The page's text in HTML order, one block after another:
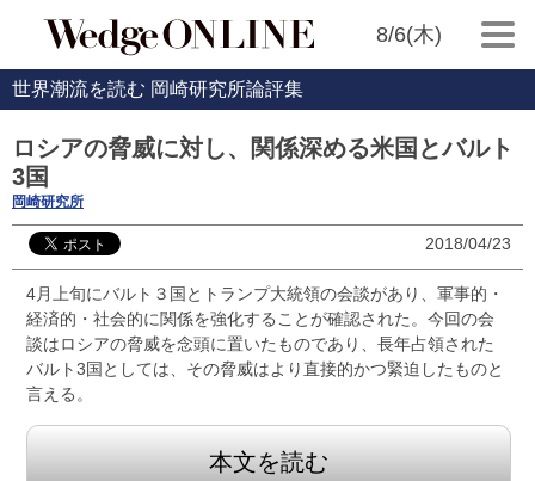
8/6(木)
世界潮流を読む 岡崎研究所論評集
ロシアの脅威に対し、関係深める米国とバルト
3国
岡崎研究所
2018/04/23
4月上旬にバルト３国とトランプ大統領の会談があり、軍事的・
経済的・社会的に関係を強化することが確認された。今回の会
談はロシアの脅威を念頭に置いたものであり、長年占領された
バルト3国としては、その脅威はより直接的かつ緊迫したものと
言える。
本文を読む